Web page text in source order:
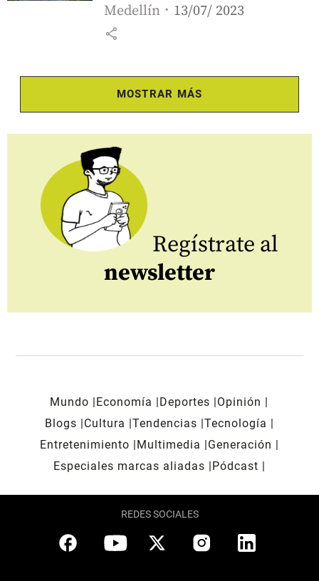
Medellín 13/07/ 2023
share
MOSTRAR MÁS
Regístrate al
newsletter
Mundo Economía Deportes
Opinión
Blogs
Cultura Tendencias Tecnología
Entretenimiento
Multimedia
Generación
Especiales marcas aliadas
Pódcast
REDES SOCIALES